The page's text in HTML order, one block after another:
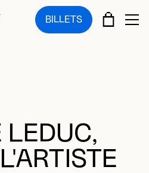
BILLETS PANIER
LEDUC,